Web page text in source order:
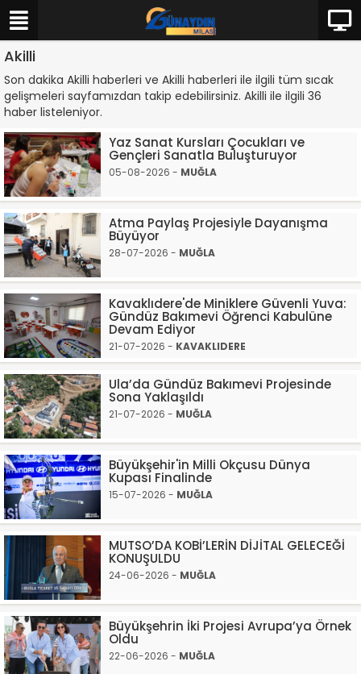
Akilli
Son dakika Akilli haberleri ve Akilli haberleri ile ilgili tüm sıcak
gelişmeleri sayfamızdan takip edebilirsiniz. Akilli ile ilgili 36
haber listeleniyor.
Yaz Sanat Kursları Çocukları ve
Gençleri Sanatla Buluşturuyor
05-08-2026 - MUĞLA
Atma Paylaş Projesiyle Dayanışma
Büyüyor
28-07-2026 - MUĞLA
Kavaklıdere'de Miniklere Güvenli Yuva:
Gündüz Bakımevi Öğrenci Kabulüne
Devam Ediyor
21-07-2026 - KAVAKLIDERE
Ula’da Gündüz Bakımevi Projesinde
Sona Yaklaşıldı
21-07-2026 - MUĞLA
Büyükşehir'in Milli Okçusu Dünya
Kupası Finalinde
15-07-2026 - MUĞLA
MUTSO’DA KOBİ’LERİN DİJİTAL GELECEĞİ
KONUŞULDU
24-06-2026 - MUĞLA
Büyükşehrin İki Projesi Avrupa’ya Örnek
Oldu
22-06-2026 - MUĞLA